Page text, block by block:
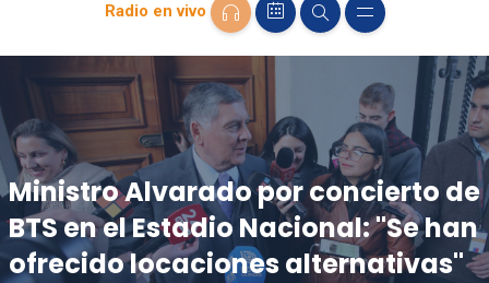
Radio en vivo
Ministro Alvarado por concierto de
BTS en el Estadio Nacional: "Se han
ofrecido locaciones alternativas"